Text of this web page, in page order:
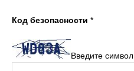
Код безопасности *
Введите